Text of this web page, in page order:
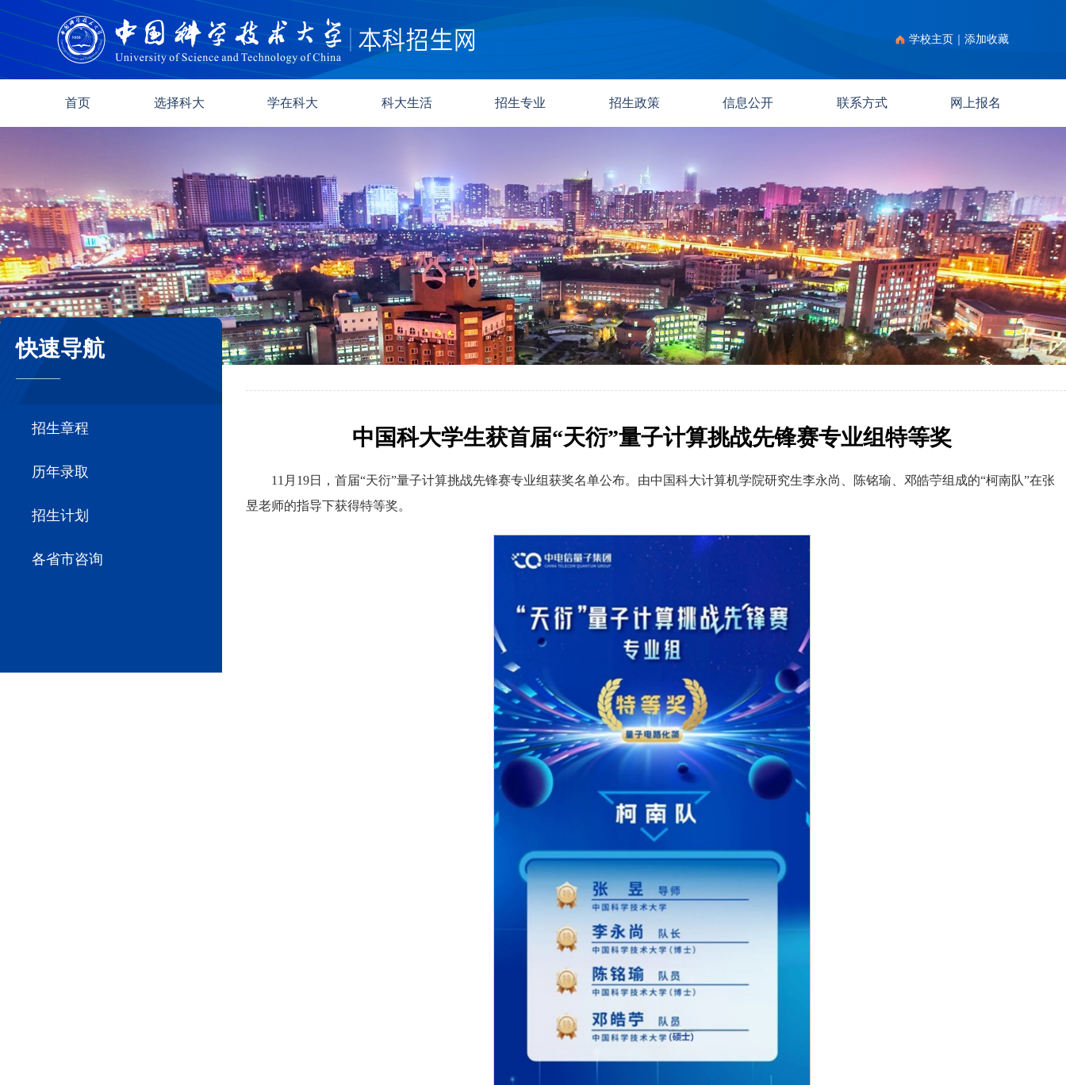
学校主页 添加收藏
首页 选择科大 学在科大 科大生活 招生专业 招生政策 信息公开 联系方式 网上报名
快速导航
————
招生章程
历年录取
招生计划
各省市咨询
中国科大学生获首届“天衍”量子计算挑战先锋赛专业组特等奖
11月19日，首届“天衍”量子计算挑战先锋赛专业组获奖名单公布。由中国科大计算机学院研究生李永尚、陈铭瑜、邓皓苧组成的“柯南队”在张
昱老师的指导下获得特等奖。